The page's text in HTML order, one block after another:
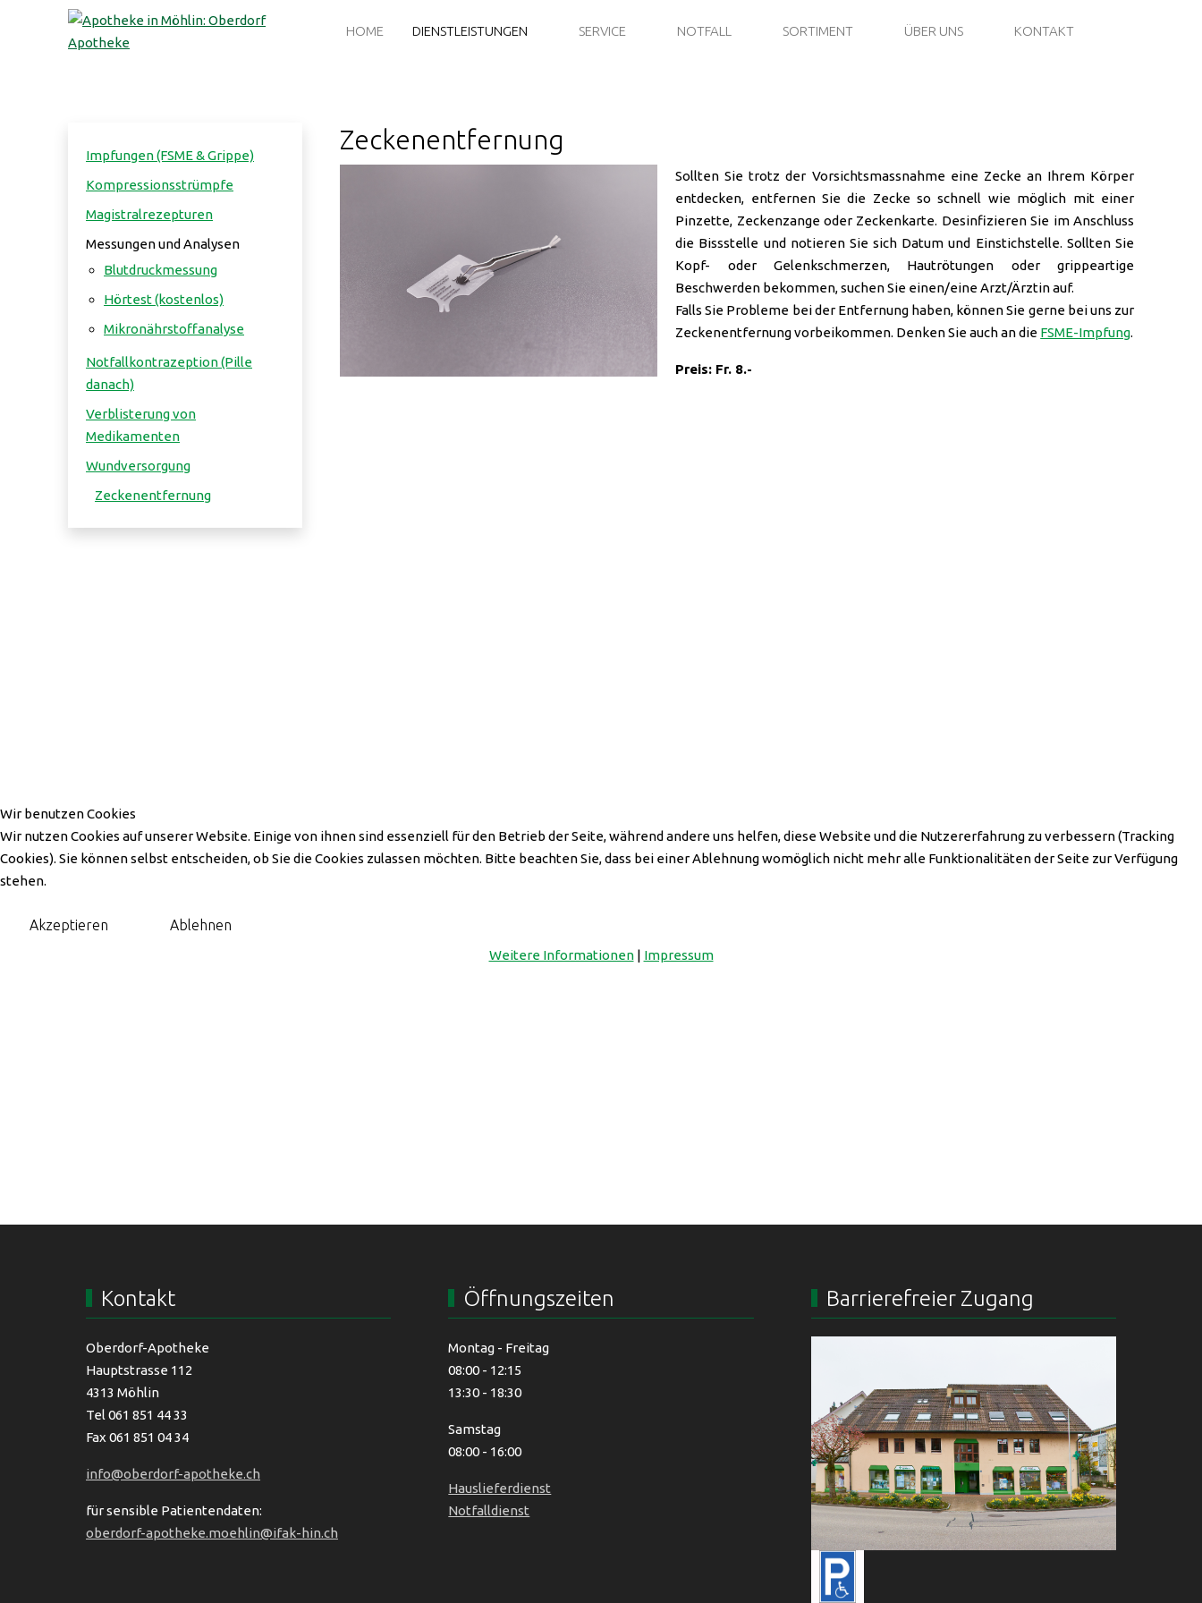
HOME DIENSTLEISTUNGEN SERVICE NOTFALL SORTIMENT ÜBER UNS KONTAKT
Impfungen (FSME & Grippe)
Kompressionsstrümpfe
Magistralrezepturen
Messungen und Analysen
Blutdruckmessung
Hörtest (kostenlos)
Mikronährstoffanalyse
Notfallkontrazeption (Pille
danach)
Verblisterung von
Medikamenten
Wundversorgung
Zeckenentfernung
Zeckenentfernung
Sollten Sie trotz der Vorsichtsmassnahme eine Zecke an Ihrem Körper
entdecken, entfernen Sie die Zecke so schnell wie möglich mit einer
Pinzette, Zeckenzange oder Zeckenkarte. Desinfizieren Sie im Anschluss
die Bissstelle und notieren Sie sich Datum und Einstichstelle. Sollten Sie
Kopf- oder Gelenkschmerzen, Hautrötungen oder grippeartige
Beschwerden bekommen, suchen Sie einen/eine Arzt/Ärztin auf.
Falls Sie Probleme bei der Entfernung haben, können Sie gerne bei uns zur
Zeckenentfernung vorbeikommen. Denken Sie auch an die FSME-Impfung.
Preis: Fr. 8.-
APOTHEKE IM ZENTRUM
Kontakt
Oberdorf-Apotheke
Hauptstrasse 112
4313 Möhlin
Tel 061 851 44 33
Fax 061 851 04 34
info@oberdorf-apotheke.ch
für sensible Patientendaten:
oberdorf-apotheke.moehlin@ifak-hin.ch
Öffnungszeiten
Montag - Freitag
08:00 - 12:15
13:30 - 18:30
Samstag
08:00 - 16:00
Hauslieferdienst
Notfalldienst
Barrierefreier Zugang
Wir benutzen Cookies
Wir nutzen Cookies auf unserer Website. Einige von ihnen sind essenziell für den Betrieb der Seite, während andere uns helfen, diese Website und die Nutzererfahrung zu verbessern (Tracking
Cookies). Sie können selbst entscheiden, ob Sie die Cookies zulassen möchten. Bitte beachten Sie, dass bei einer Ablehnung womöglich nicht mehr alle Funktionalitäten der Seite zur Verfügung
stehen.
Akzeptieren Ablehnen
Weitere Informationen| Impressum